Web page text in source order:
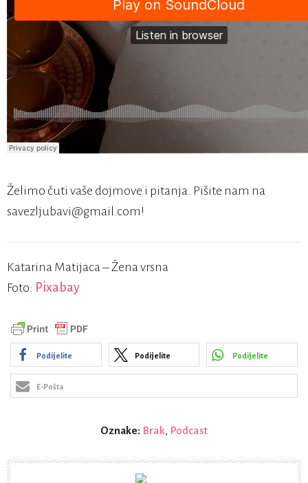
Želimo čuti vaše dojmove i pitanja. Pišite nam na
savezljubavi@gmail.com!
Katarina Matijaca – Žena vrsna
Foto: Pixabay
Podijelite Podijelite Podijelite
E-Pošta
Oznake: Brak, Podcast